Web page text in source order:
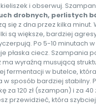
i obserwuj.
drobnych, perlistych
się z dna przez kilka minut.
są większe, bardziej
Po 5-10 minutach
płaska ciecz. Szampania
ma wyraźną musującą
fermentacji w butelce,
w sposób bardziej stabilny.
za 120 zł (szampan) i za
przewidzieć, która